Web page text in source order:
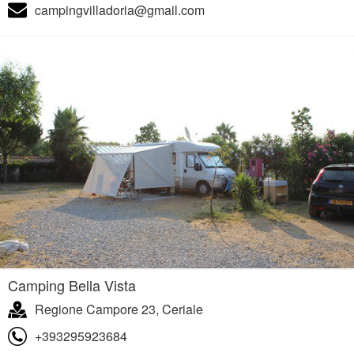
campingvilladoria@gmail.com
Camping Bella Vista
Regione Campore 23, Ceriale
+393295923684